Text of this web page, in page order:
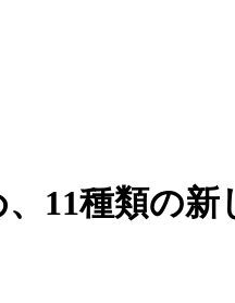
11種類の新